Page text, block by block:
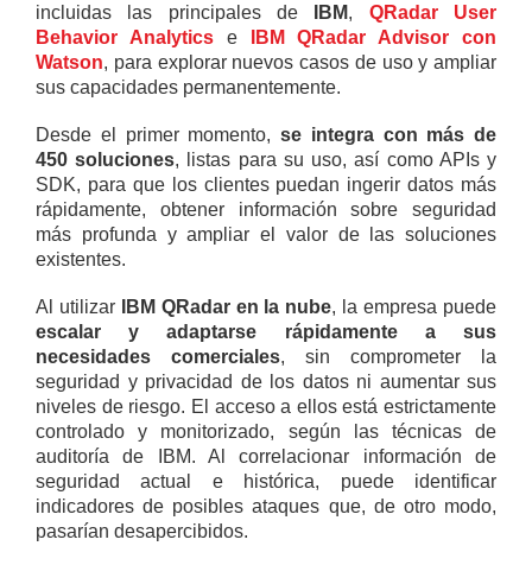
incluidas las principales de
IBM, QRadar User
Behavior Analyticse
IBM QRadar Advisor con
Watson, para explorar nuevos casos de uso y ampliar
sus capacidades permanentemente.
Desde el primer momento, se integra con más de
450 soluciones, listas para su uso, así como APIs y
SDK, para que los clientes puedan ingerir datos más
rápidamente, obtener información sobre seguridad
más profunda y ampliar el valor de las soluciones
existentes.
Al utilizar IBM QRadar en la nube, la empresa puede
escalar y adaptarse rápidamente a sus
necesidades comerciales, sin comprometer la
seguridad y privacidad de los datos ni aumentar sus
niveles de riesgo. El acceso a ellos está estrictamente
controlado y monitorizado, según las técnicas de
auditoría de IBM. Al correlacionar información de
seguridad actual e histórica, puede identificar
indicadores de posibles ataques que, de otro modo,
pasarían desapercibidos.